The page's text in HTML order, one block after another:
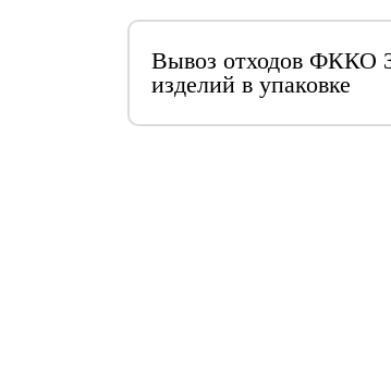
Вывоз отходов ФККО
изделий в упаковке